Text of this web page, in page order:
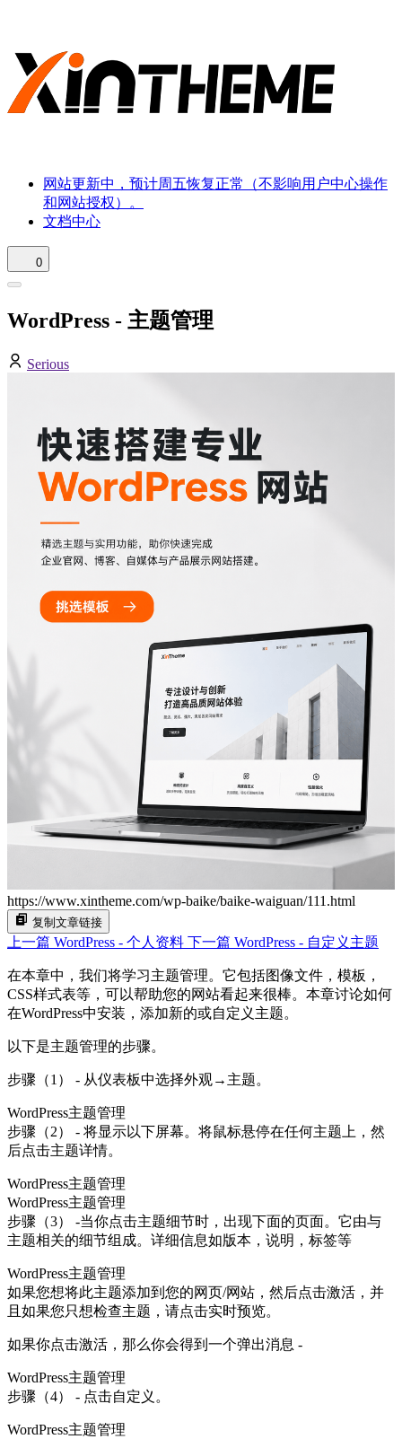
网站更新中，预计周五恢复正常（不影响用户中心操作
和网站授权）。
文档中心
0
WordPress - 主题管理
Serious
https://www.xintheme.com/wp-baike/baike-waiguan/111.html
复制文章链接
上一篇 WordPress - 个人资料 下一篇 WordPress - 自定义主题
在本章中，我们将学习主题管理。它包括图像文件，模板，
CSS样式表等，可以帮助您的网站看起来很棒。本章讨论如何
在WordPress中安装，添加新的或自定义主题。
以下是主题管理的步骤。
步骤（1） - 从仪表板中选择外观→主题。
WordPress主题管理
步骤（2） - 将显示以下屏幕。将鼠标悬停在任何主题上，然
后点击主题详情。
WordPress主题管理
WordPress主题管理
步骤（3） -当你点击主题细节时，出现下面的页面。它由与
主题相关的细节组成。详细信息如版本，说明，标签等
WordPress主题管理
如果您想将此主题添加到您的网页/网站，然后点击激活，并
且如果您只想检查主题，请点击实时预览。
如果你点击激活，那么你会得到一个弹出消息 -
WordPress主题管理
步骤（4） - 点击自定义。
WordPress主题管理